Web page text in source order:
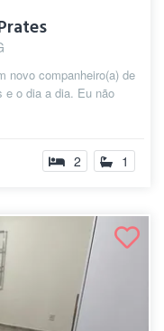
novo companheiro(a) de
e o dia a dia. Eu não
2 1